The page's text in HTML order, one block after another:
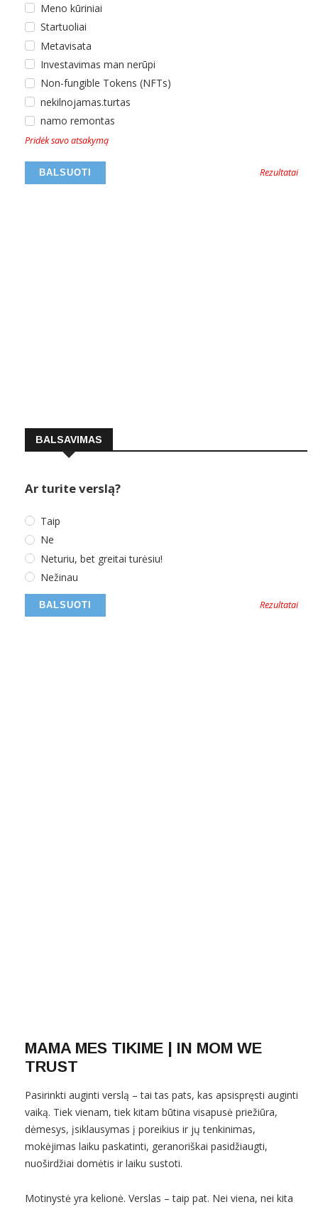
Meno kūriniai
Startuoliai
Metavisata
Investavimas man nerūpi
Non-fungible Tokens (NFTs)
nekilnojamas.turtas
namo remontas
Pridėk savo atsakymą
Rezultatai
BALSAVIMAS
Ar turite verslą?
Taip
Ne
Neturiu, bet greitai turėsiu!
Nežinau
Rezultatai
MAMA MES TIKIME | IN MOM WE
TRUST
Pasirinkti auginti verslą – tai tas pats, kas apsispręsti auginti
vaiką. Tiek vienam, tiek kitam būtina visapusė priežiūra,
dėmesys, įsiklausymas į poreikius ir jų tenkinimas,
mokėjimas laiku paskatinti, geranoriškai pasidžiaugti,
nuoširdžiai domėtis ir laiku sustoti.
Motinystė yra kelionė. Verslas – taip pat. Nei viena, nei kita